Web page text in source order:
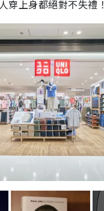
穿上身都絕對不失禮！